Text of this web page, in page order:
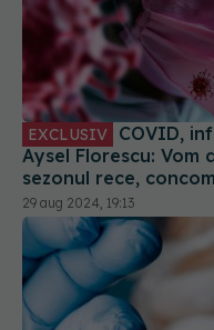
EXCLUSIV COVID, infecție bianuală. Dr. Simin
Aysel Florescu:
sezonul rece,
29 aug 2024, 19:13